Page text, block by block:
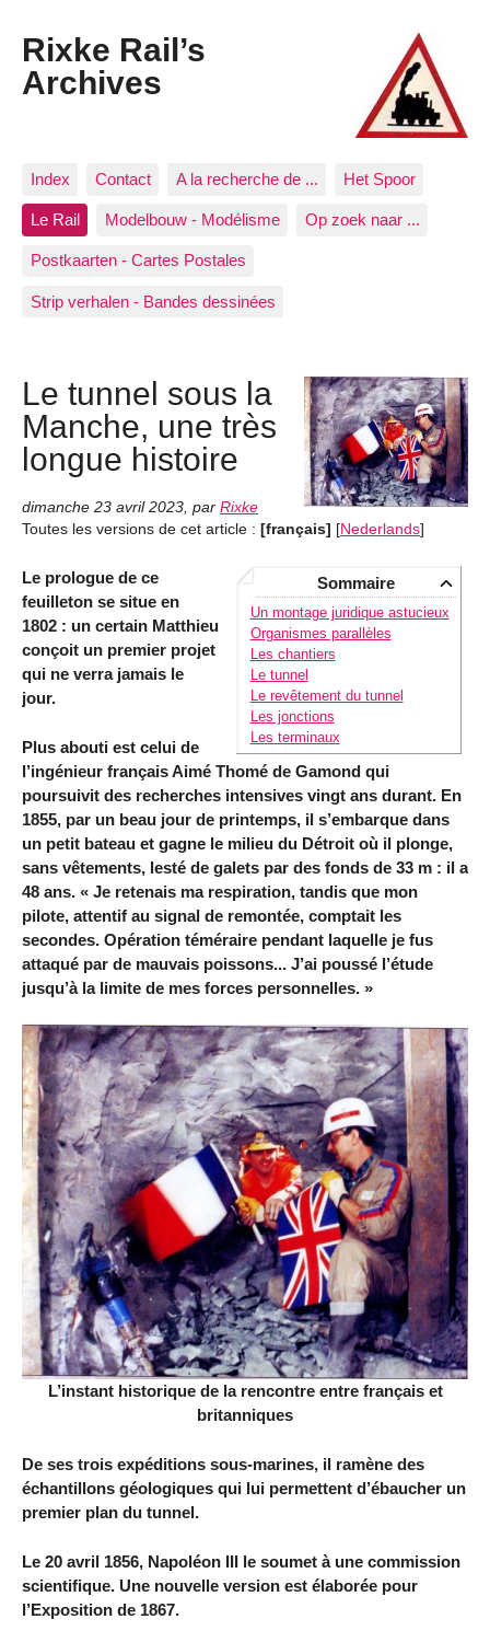
Rixke Rail’s
Archives
Index Contact A la recherche de ... Het Spoor
Le Rail Modelbouw - Modélisme Op zoek naar ...
Postkaarten - Cartes Postales
Strip verhalen - Bandes dessinées
Le tunnel sous la
Manche, une très
longue histoire
dimanche 23 avril 2023, par Rixke
Toutes les versions de cet article : [français] [Nederlands]
Sommaire
Un montage juridique astucieux
Organismes parallèles
Les chantiers
Le tunnel
Le revêtement du tunnel
Les jonctions
Les terminaux
Le prologue de ce
feuilleton se situe en
1802 : un certain Matthieu
conçoit un premier projet
qui ne verra jamais le
jour.
Plus abouti est celui de
l’ingénieur français Aimé Thomé de Gamond qui
poursuivit des recherches intensives vingt ans durant. En
1855, par un beau jour de printemps, il s’embarque dans
un petit bateau et gagne le milieu du Détroit où il plonge,
sans vêtements, lesté de galets par des fonds de 33 m : il a
48 ans. « Je retenais ma respiration, tandis que mon
pilote, attentif au signal de remontée, comptait les
secondes. Opération téméraire pendant laquelle je fus
attaqué par de mauvais poissons... J’ai poussé l’étude
jusqu’à la limite de mes forces personnelles. »
L’instant historique de la rencontre entre français et
britanniques
De ses trois expéditions sous-marines, il ramène des
échantillons géologiques qui lui permettent d’ébaucher un
premier plan du tunnel.
Le 20 avril 1856, Napoléon III le soumet à une commission
scientifique. Une nouvelle version est élaborée pour
l’Exposition de 1867.